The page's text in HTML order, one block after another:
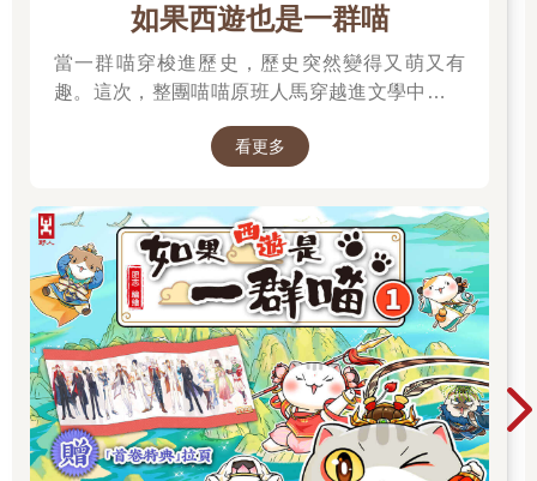
阮籍的祖父名阮敦，其生平事蹟，未見於史書記載。阮敦有
兩個兒子：長子名瑀，就是詩人阮籍的父親；次子之名，今已不
可知。阮瑀字元瑜，是東漢末年的著名文學家，「建安七子」之
一。「建安七子」是對漢獻帝建安年間（西元196～220年）七位
瑒、劉楨等六人，他們是當時除曹氏父子外最優秀的文學家，阮
瑀能躋身建安七子之列，充分說明了其文學素養。
如果西遊也是一群喵
當一群喵穿梭進歷史，歷史突然變得又萌又有
趣。這次，整團喵喵原班人馬穿越進文學中，開
看更多